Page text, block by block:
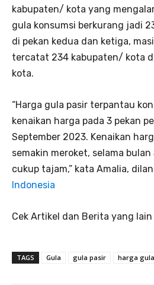
kabupaten/ kota yang
gula konsumsi berkurang jadi
di pekan kedua dan ketiga,
tercatat 234 kabupaten/ kota
kota.
“Harga gula pasir terpantau
kenaikan harga pada 3 pekan
September 2023. Kenaikan
semakin meroket, selama
cukup tajam,” kata Amalia,
Indonesia
Cek Artikel dan Berita yang lain
TAGS Gula gula pasir harga gula